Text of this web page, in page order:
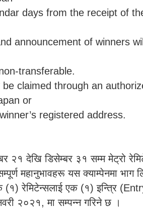
days from the receipt of
announcement of winners
transferable.
claimed through an
or
registered address.
२१ देखि डिसेम्बर ३१ सम्म मेट्रो
महानुभावहरू यस क्याम्पेनमा
(१) रेमिटेन्सलाई एक (१) इन्त्रि
२०२१, मा सम्पन्न गरिने छ ।